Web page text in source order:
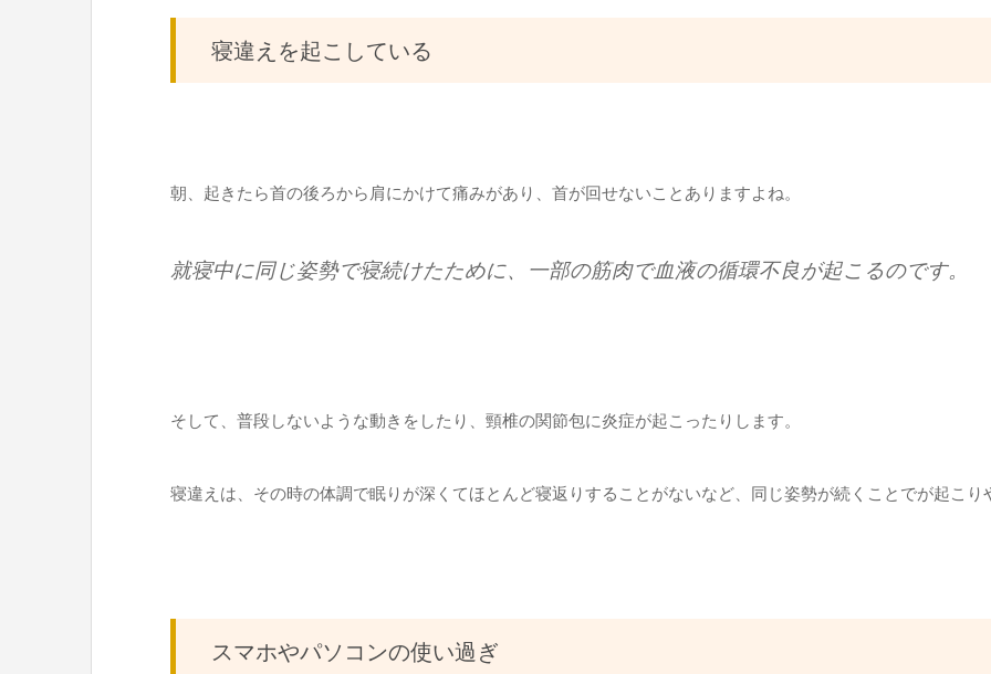
寝違えを起こしている
朝、起きたら首の後ろから肩にかけて痛みがあり、首が回せないことありますよね。
就寝中に同じ姿勢で寝続けたために、一部の筋肉で血液の循環不良が起こるのです。
そして、普段しないような動きをしたり、頸椎の関節包に炎症が起こったりします。
寝違えは、その時の体調で眠りが深くてほとんど寝返りすることがないなど、同じ姿勢が続くことでが起こり
スマホやパソコンの使い過ぎ